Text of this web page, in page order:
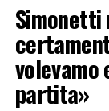
Simonetti
volevamo
partita»